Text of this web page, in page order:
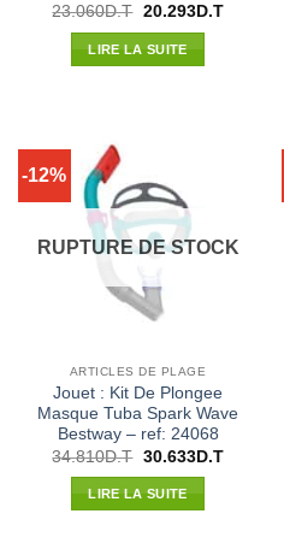
23.060D.T Le
initial
était :
20.293D.TLe
LIRE LA SUITE
-12%
RUPTURE DE STOCK
ARTICLES DE PLAGE
Jouet : Kit De Plongee
Masque Tuba Spark Wave
Bestway – ref: 24068
34.810D.T Le
initial
était :
30.633D.TLe
LIRE LA SUITE